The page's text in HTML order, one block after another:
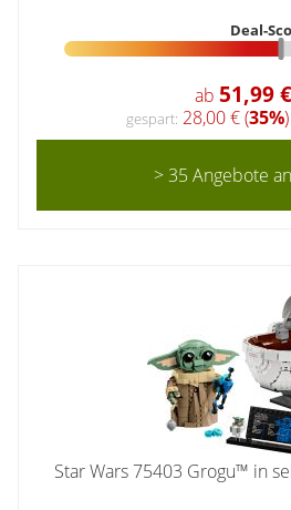
Deal-
ab 51,99 €
gespart: 28,00 € (35%)
> 35 Angebote
Star Wars 75403 Grogu™ in